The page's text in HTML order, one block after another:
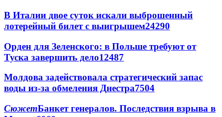
В Италии двое суток искали выброшенный
лотерейный билет с выигрышем24290
Орден для Зеленского: в Польше требуют от
Туска завершить дело12487
Молдова задействовала стратегический запас
воды из-за обмеления Днестра7504
СюжетБанкет генералов. Последствия взрыва в